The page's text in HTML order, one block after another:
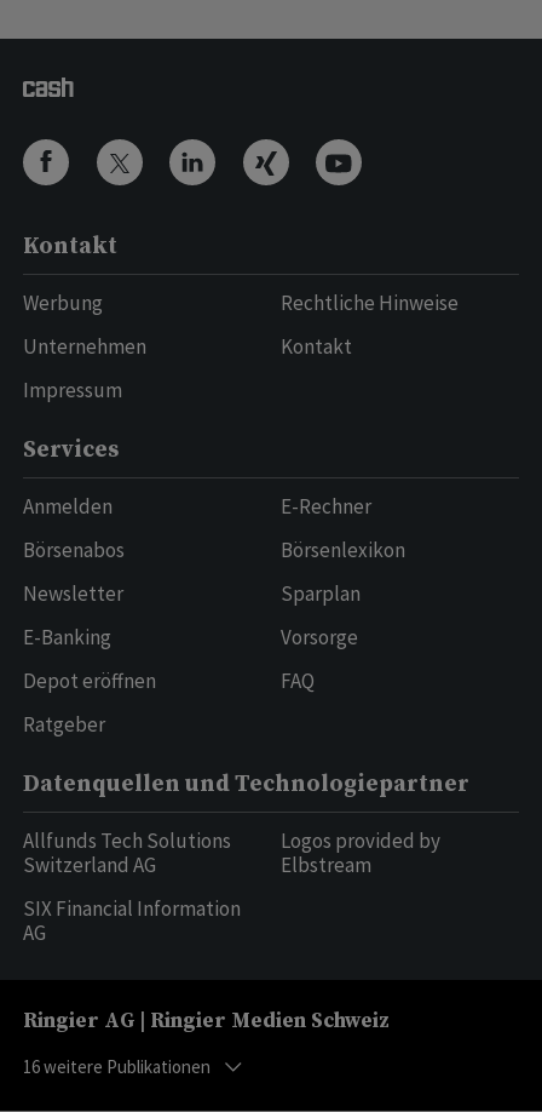
Kontakt
Werbung
Unternehmen
Impressum
Rechtliche Hinweise
Kontakt
Services
Anmelden
Börsenabos
Newsletter
E-Banking
Depot eröffnen
Ratgeber
E-Rechner
Börsenlexikon
Sparplan
Vorsorge
FAQ
Datenquellen und Technologiepartner
Allfunds Tech Solutions
Switzerland AG
SIX Financial Information
AG
Logos provided by
Elbstream
Ringier AG | Ringier Medien Schweiz
16weitere Publikationen